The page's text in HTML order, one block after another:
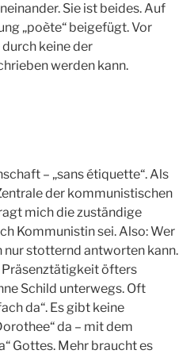
Sie ist beides. Auf
„poète“ beigefügt. Vor
keine der
werden kann.
– „sans étiquette“. Als
der kommunistischen
mich die zuständige
Kommunistin sei. Also: Wer
nur stotternd antworten kann.
Präsenztätigkeit öfters
Schild unterwegs. Oft
da“. Es gibt keine
da – mit dem
Gottes. Mehr braucht es